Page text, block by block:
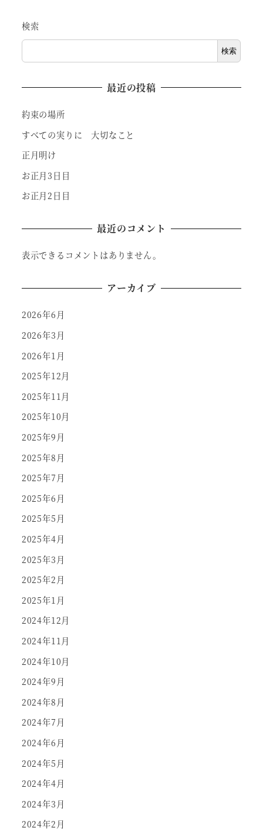
検索
検索
最近の投稿
約束の場所
すべての実りに 大切なこと
正月明け
お正月3日目
お正月2日目
最近のコメント
表示できるコメントはありません。
アーカイブ
2026年6月
2026年3月
2026年1月
2025年12月
2025年11月
2025年10月
2025年9月
2025年8月
2025年7月
2025年6月
2025年5月
2025年4月
2025年3月
2025年2月
2025年1月
2024年12月
2024年11月
2024年10月
2024年9月
2024年8月
2024年7月
2024年6月
2024年5月
2024年4月
2024年3月
2024年2月